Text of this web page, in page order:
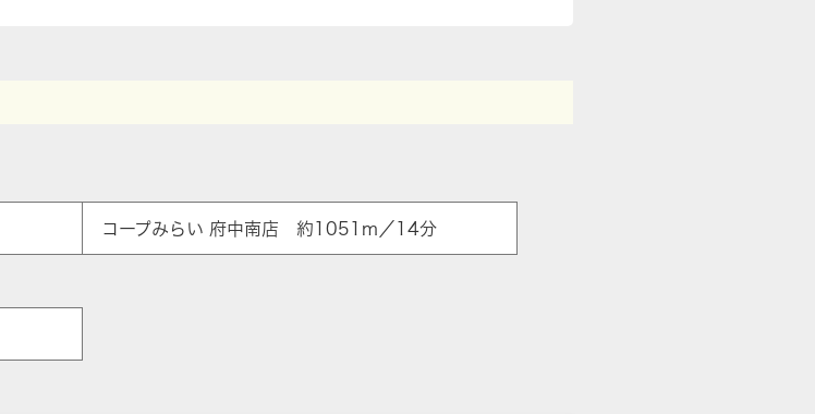
コープみらい 府中南店 約1051m／14分